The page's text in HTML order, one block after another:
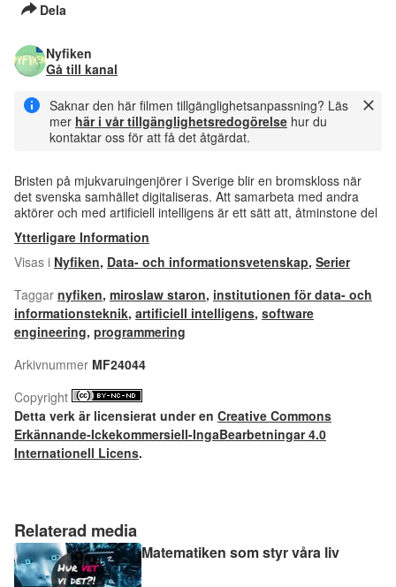
Relaterad media
Matematiken som styr våra liv
Dela
Nyfiken
Gå till kanal
Saknar den här filmen tillgänglighetsanpassning? Läs
mer här i vår tillgänglighetsredogörelse hur du
kontaktar oss för att få det åtgärdat.
Bristen på mjukvaruingenjörer i Sverige blir en bromskloss när
det svenska samhället digitaliseras. Att samarbeta med andra
aktörer och med artificiell intelligens är ett sätt att, åtminstone del
Ytterligare Information
Visas i Nyfiken, Data- och informationsvetenskap, Serier
Taggar nyfiken, miroslaw staron, institutionen för data- och
informationsteknik, artificiell intelligens, software
engineering, programmering
Arkivnummer MF24044
Copyright
Detta verk är licensierat under en Creative Commons
Erkännande-Ickekommersiell-IngaBearbetningar 4.0
Internationell Licens.